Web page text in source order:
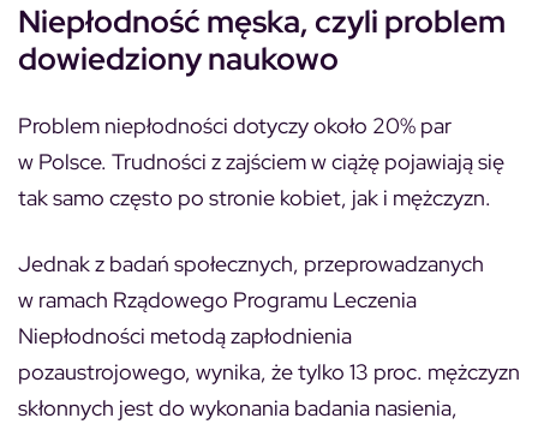
Niepłodność męska, czyli problem
dowiedziony naukowo
Problem niepłodności dotyczy około 20% par
w Polsce. Trudności z zajściem w ciążę pojawiają się
tak samo często po stronie kobiet, jak i mężczyzn.
Jednak z badań społecznych, przeprowadzanych
w ramach Rządowego Programu Leczenia
Niepłodności metodą zapłodnienia
pozaustrojowego, wynika, że tylko 13 proc. mężczyzn
skłonnych jest do wykonania badania nasienia,